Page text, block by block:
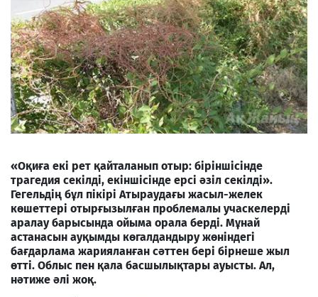
«Оқиға екі рет қайталанып отыр: біріншісінде
трагедия секілді, екіншісінде ерсі әзіл секілді».
Гегельдің бұл пікірі Атыраудағы жасыл-желек
көшеттері отырғызылған проблемалы учаскелерді
аралау барысында ойыма орала берді. Мұнай
астанасын ауқымды көгалдандыру жөніндегі
бағдарлама жарияланған сәттен бері бірнеше жыл
өтті. Облыс пен қала басшылықтары ауысты. Ал,
нәтиже әлі жоқ.